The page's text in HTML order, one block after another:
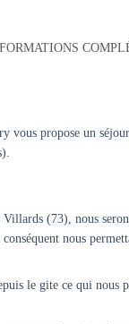
vous propose un
(73), nous
nous
le gite ce qui nous